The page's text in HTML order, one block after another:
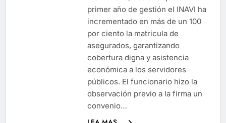
primer año de gestión el INAVI ha
incrementado en más de un 100
por ciento la matricula de
asegurados, garantizando
cobertura digna y asistencia
económica a los servidores
públicos. El funcionario hizo la
observación previo a la firma un
convenio…